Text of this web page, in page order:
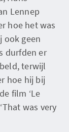
Lennep
hoe het was
ook geen
durfden er
terwijl
hoe hij bij
film ‘Le
was very